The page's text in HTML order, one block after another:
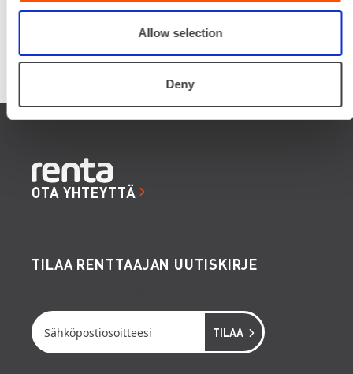
Allow selection
Deny
Rentan kanssa hommat ovat sujuneet
OTA YHTEYTTÄ
TILAA RENTTAAJAN UUTISKIRJE